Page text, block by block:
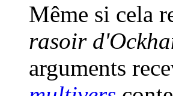
Même si cela
rasoir
arguments